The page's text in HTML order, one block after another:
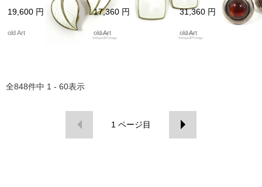
七宝焼エナメル装飾シ
ルバー銀製リーフクリ
ップイヤリング【N-21
19,600 円
old Art
メル装飾シルバー銀製
クリップイヤリング
17,360 円
old Art
ンテージ琥珀アンバー
スターリングシルバー
208】 ＠
31,360 円
old Art
全848件中 1 - 60表示
1 ページ目